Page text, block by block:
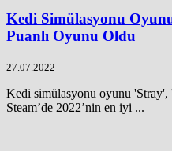
Kedi Simülasyonu
Puanlı Oyunu Oldu
27.07.2022
Kedi simülasyonu oyunu
Steam’de 2022’nin en iyi ...